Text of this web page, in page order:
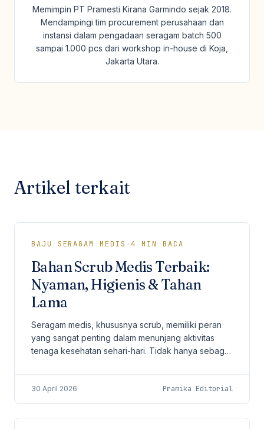
Memimpin PT Pramesti Kirana Garmindo sejak 2018.
Mendampingi tim procurement perusahaan dan
instansi dalam pengadaan seragam batch 500
sampai 1.000 pcs dari workshop in-house di Koja,
Jakarta Utara.
Artikel terkait
BAJU SERAGAM MEDIS ·4 MIN BACA
Bahan Scrub Medis Terbaik:
Nyaman, Higienis & Tahan
Lama
Seragam medis, khususnya scrub, memiliki peran
yang sangat penting dalam menunjang aktivitas
tenaga kesehatan sehari-hari. Tidak hanya sebagai
memberikan...
30 April 2026 Pramika Editorial